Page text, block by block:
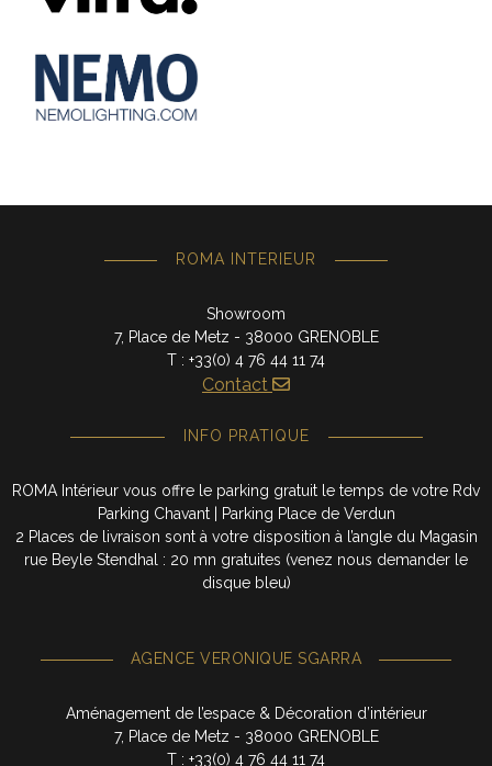
ROMA INTERIEUR
Showroom
7, Place de Metz - 38000 GRENOBLE
T : +33(0) 4 76 44 11 74
Contact
INFO PRATIQUE
ROMA Intérieur vous offre le parking gratuit le temps de votre Rdv
Parking Chavant | Parking Place de Verdun
2 Places de livraison sont à votre disposition à l’angle du Magasin
rue Beyle Stendhal : 20 mn gratuites (venez nous demander le
disque bleu)
AGENCE VERONIQUE SGARRA
Aménagement de l’espace & Décoration d’intérieur
7, Place de Metz - 38000 GRENOBLE
T : +33(0) 4 76 44 11 74